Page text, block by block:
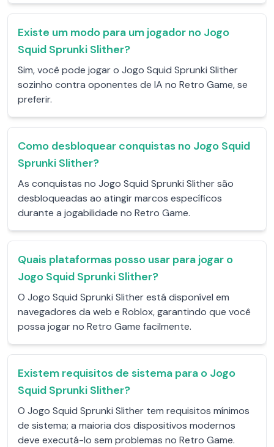
Existe um modo para um jogador no Jogo
Squid Sprunki Slither?
Sim, você pode jogar o Jogo Squid Sprunki Slither
sozinho contra oponentes de IA no Retro Game, se
preferir.
Como desbloquear conquistas no Jogo Squid
Sprunki Slither?
As conquistas no Jogo Squid Sprunki Slither são
desbloqueadas ao atingir marcos específicos
durante a jogabilidade no Retro Game.
Quais plataformas posso usar para jogar o
Jogo Squid Sprunki Slither?
O Jogo Squid Sprunki Slither está disponível em
navegadores da web e Roblox, garantindo que você
possa jogar no Retro Game facilmente.
Existem requisitos de sistema para o Jogo
Squid Sprunki Slither?
O Jogo Squid Sprunki Slither tem requisitos mínimos
de sistema; a maioria dos dispositivos modernos
deve executá-lo sem problemas no Retro Game.